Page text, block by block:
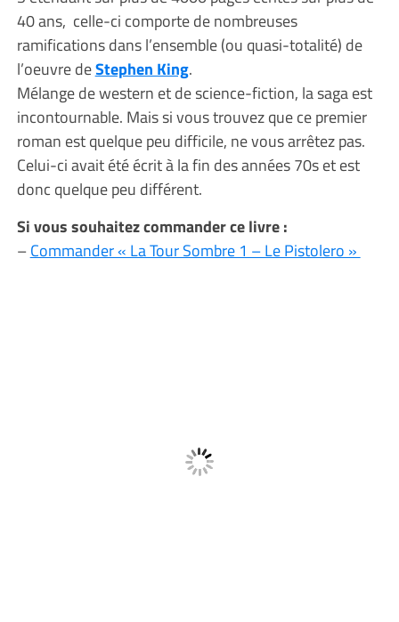
40 ans, celle-ci comporte de nombreuses
ramifications dans l’ensemble (ou quasi-totalité) de
l’oeuvre deStephen King.
Mélange de western et de science-fiction, la saga est
incontournable. Mais si vous trouvez que ce premier
roman est quelque peu difficile, ne vous arrêtez pas.
Celui-ci avait été écrit à la fin des années 70s et est
donc quelque peu différent.
Si vous souhaitez commander ce livre :
–Commander « La Tour Sombre 1 – Le Pistolero »